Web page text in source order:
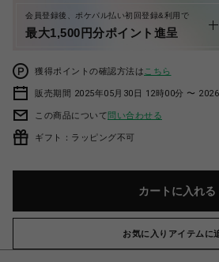
会員登録後、ポケパル払い初回登録&利用で
最大1,500円分ポイント進呈
獲得ポイントの確認方法は こちら
販売期間 2025年05月30日 12時00分 〜
この商品について問い合わせる
ギフト：ラッピング不可
カートに入れる
お気に入りアイテムに